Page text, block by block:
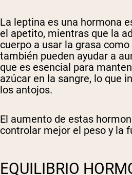
La leptina es una hormona
el apetito, mientras que la
cuerpo a usar la grasa
también pueden ayudar a
que es esencial para
azúcar en la sangre, lo que
los antojos.
El aumento de estas
controlar mejor el peso y la
EQUILIBRIO